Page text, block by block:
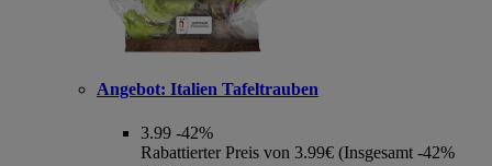
Angebot: Italien Tafeltrauben
3.99 -42%
Rabattierter Preis von 3.99€ (Insgesamt -42%